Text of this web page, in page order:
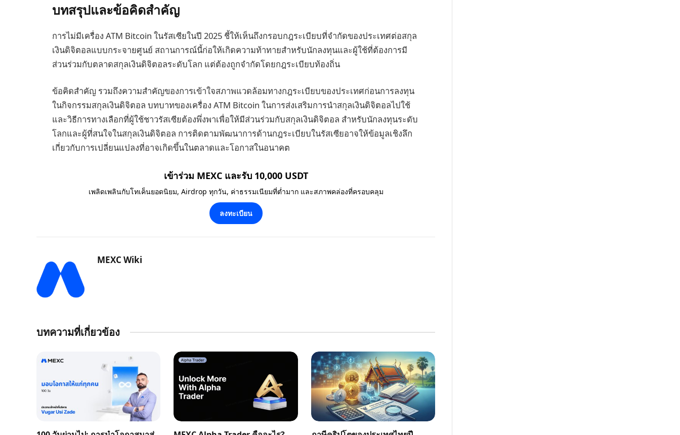
บทสรุปและข้อคิดสำคัญ
การไม่มีเครื่อง ATM Bitcoin ในรัสเซียในปี 2025 ชี้ให้เห็นถึงกรอบกฎระเบียบที่จำกัดของประเทศต่อสกุล
เงินดิจิตอลแบบกระจายศูนย์ สถานการณ์นี้ก่อให้เกิดความท้าทายสำหรับนักลงทุนและผู้ใช้ที่ต้องการมี
ส่วนร่วมกับตลาดสกุลเงินดิจิตอลระดับโลก แต่ต้องถูกจำกัดโดยกฎระเบียบท้องถิ่น
ข้อคิดสำคัญ รวมถึงความสำคัญของการเข้าใจสภาพแวดล้อมทางกฎระเบียบของประเทศก่อนการลงทุน
ในกิจกรรมสกุลเงินดิจิตอล บทบาทของเครื่อง ATM Bitcoin ในการส่งเสริมการนำสกุลเงินดิจิตอลไปใช้
และวิธีการทางเลือกที่ผู้ใช้ชาวรัสเซียต้องพึ่งพาเพื่อให้มีส่วนร่วมกับสกุลเงินดิจิตอล สำหรับนักลงทุนระดับ
โลกและผู้ที่สนใจในสกุลเงินดิจิตอล การติดตามพัฒนาการด้านกฎระเบียบในรัสเซียอาจให้ข้อมูลเชิงลึก
เกี่ยวกับการเปลี่ยนแปลงที่อาจเกิดขึ้นในตลาดและโอกาสในอนาคต
เข้าร่วม MEXC และรับ 10,000 USDT
เพลิดเพลินกับโทเค็นยอดนิยม, Airdrop ทุกวัน, ค่าธรรมเนียมที่ต่ำมาก และสภาพคล่องที่ครอบคลุม
ลงทะเบียน
MEXC Wiki
บทความที่เกี่ยวข้อง